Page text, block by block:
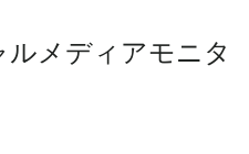
メディアモニタ